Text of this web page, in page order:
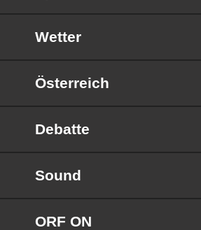
Wetter
Österreich
Debatte
Sound
ORF ON